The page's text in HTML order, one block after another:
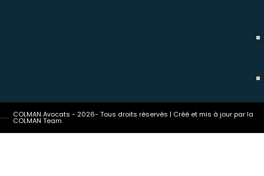
COLMAN Avocats - 2026- Tous droits réservés | Créé et mis à jour par la
COLMAN Team